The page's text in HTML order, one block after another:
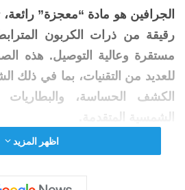
الجرافين هو مادة “معجزة”
رقيقة من ذرات الكربون
مستقرة وعالية التوصيل. هذه
للعديد من التقنيات، بما في ذلك
الكشف الحساسة، والبطاريات
دراسة جديدة أجراها جامعة
براونشفايغ وبريمن في
اظهر المزيد